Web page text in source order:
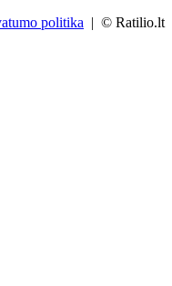
politika | © Ratilio.lt